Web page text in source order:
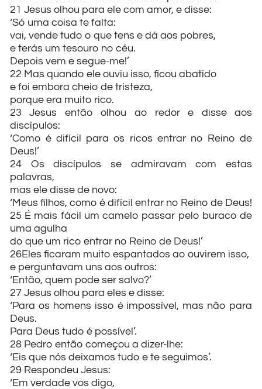
21 Jesus olhou para ele com amor, e disse:
‘Só uma coisa te falta:
vai, vende tudo o que tens e dá aos pobres,
e terás um tesouro no céu.
Depois vem e segue-me!’
22 Mas quando ele ouviu isso, ficou abatido
e foi embora cheio de tristeza,
porque era muito rico.
23 Jesus então olhou ao redor e disse aos
discípulos:
‘Como é difícil para os ricos entrar no Reino de
Deus!’
24 Os discípulos se admiravam com estas
palavras,
mas ele disse de novo:
‘Meus filhos, como é difícil entrar no Reino de Deus!
25 É mais fácil um camelo passar pelo buraco de
uma agulha
do que um rico entrar no Reino de Deus!’
26Eles ficaram muito espantados ao ouvirem isso,
e perguntavam uns aos outros:
‘Então, quem pode ser salvo?’
27 Jesus olhou para eles e disse:
‘Para os homens isso é impossível, mas não para
Deus.
Para Deus tudo é possível’.
28 Pedro então começou a dizer-lhe:
‘Eis que nós deixamos tudo e te seguimos’.
29 Respondeu Jesus:
‘Em verdade vos digo,